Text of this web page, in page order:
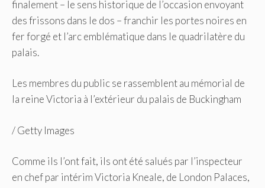
finalement – le sens historique de l’occasion envoyant
des frissons dans le dos – franchir les portes noires en
fer forgé et l’arc emblématique dans le quadrilatère du
palais.
Les membres du public se rassemblent au mémorial de
la reine Victoria à l’extérieur du palais de Buckingham
/Getty Images
Comme ils l’ont fait, ils ont été salués par l’inspecteur
en chef par intérim Victoria Kneale, de London Palaces,